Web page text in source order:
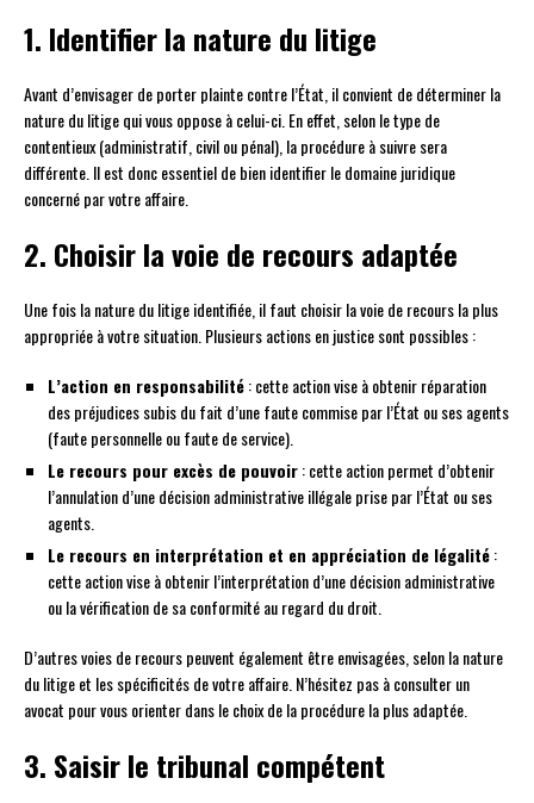
1. Identifier la nature du litige
Avant d’envisager de porter plainte contre l’État, il convient de déterminer la
nature du litige qui vous oppose à celui-ci. En effet, selon le type de
contentieux (administratif, civil ou pénal), la procédure à suivre sera
différente. Il est donc essentiel de bien identifier le domaine juridique
concerné par votre affaire.
2. Choisir la voie de recours adaptée
Une fois la nature du litige identifiée, il faut choisir la voie de recours la plus
appropriée à votre situation. Plusieurs actions en justice sont possibles :
L’action en responsabilité: cette action vise à obtenir réparation
des préjudices subis du fait d’une faute commise par l’État ou ses agents
(faute personnelle ou faute de service).
Le recours pour excès de pouvoir: cette action permet d’obtenir
l’annulation d’une décision administrative illégale prise par l’État ou ses
agents.
Le recours en interprétation et en appréciation de légalité:
cette action vise à obtenir l’interprétation d’une décision administrative
ou la vérification de sa conformité au regard du droit.
D’autres voies de recours peuvent également être envisagées, selon la nature
du litige et les spécificités de votre affaire. N’hésitez pas à consulter un
avocat pour vous orienter dans le choix de la procédure la plus adaptée.
3. Saisir le tribunal compétent